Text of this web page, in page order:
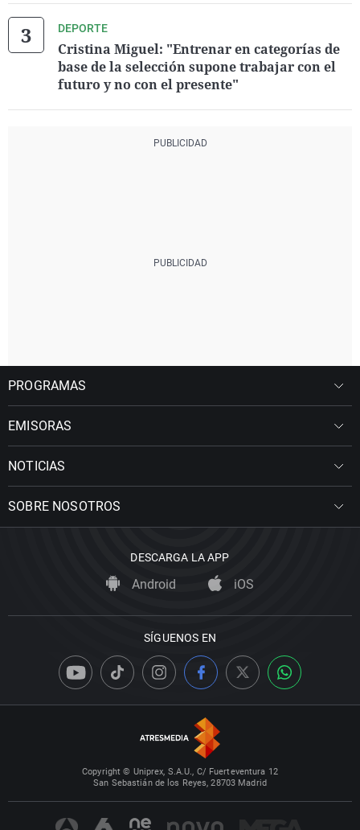
DEPORTE
Cristina Miguel: "Entrenar en categorías de
base de la selección supone trabajar con el
futuro y no con el presente"
PROGRAMAS
EMISORAS
NOTICIAS
SOBRE NOSOTROS
DESCARGA LA APP
Android iOS
SÍGUENOS EN
Copyright © Uniprex, S.A.U., C/ Fuerteventura 12
San Sebastián de los Reyes, 28703 Madrid